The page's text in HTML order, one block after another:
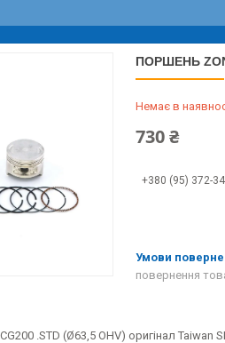
ПОРШЕНЬ
Немає в
730 ₴
+380 (95) 372-
повернення
.STD (Ø63,5 OHV) оригінал Taiwan